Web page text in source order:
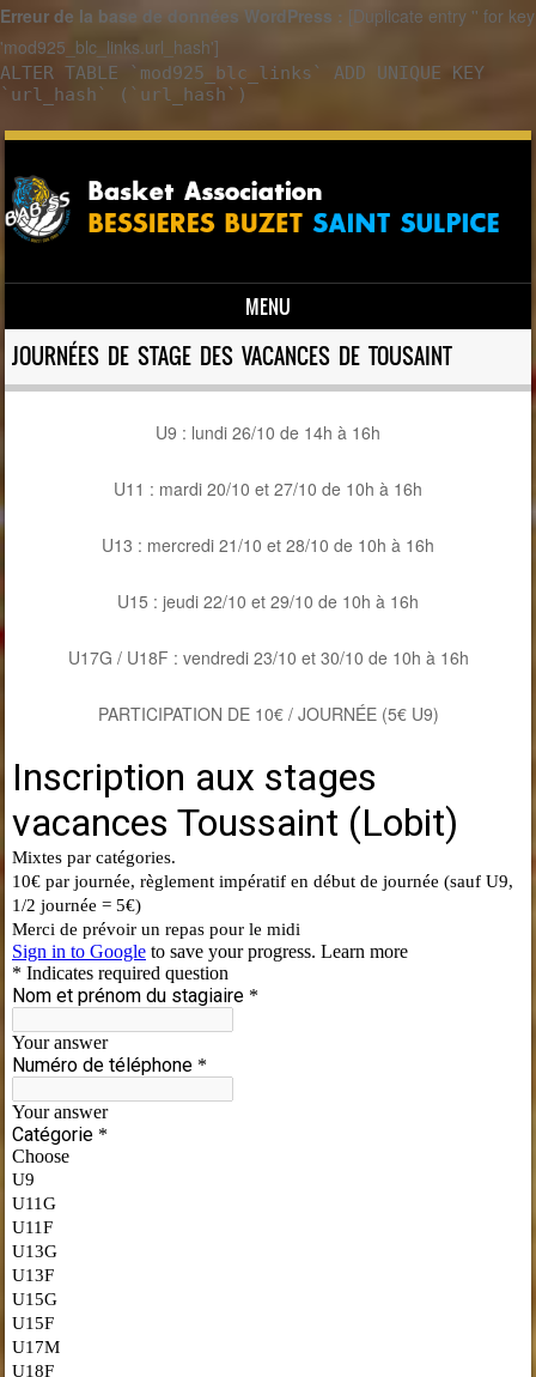
Erreur de la base de données WordPress : [Duplicate entry '' for key
'mod925_blc_links.url_hash']
ALTER TABLE `mod925_blc_links` ADD UNIQUE KEY
`url_hash` (`url_hash`)
MENU
Skip to content
JOURNÉES DE STAGE DES VACANCES DE TOUSAINT
U9 : lundi 26/10 de 14h à 16h
U11 : mardi 20/10 et 27/10 de 10h à 16h
U13 : mercredi 21/10 et 28/10 de 10h à 16h
U15 : jeudi 22/10 et 29/10 de 10h à 16h
U17G / U18F : vendredi 23/10 et 30/10 de 10h à 16h
PARTICIPATION DE 10€ / JOURNÉE (5€ U9)